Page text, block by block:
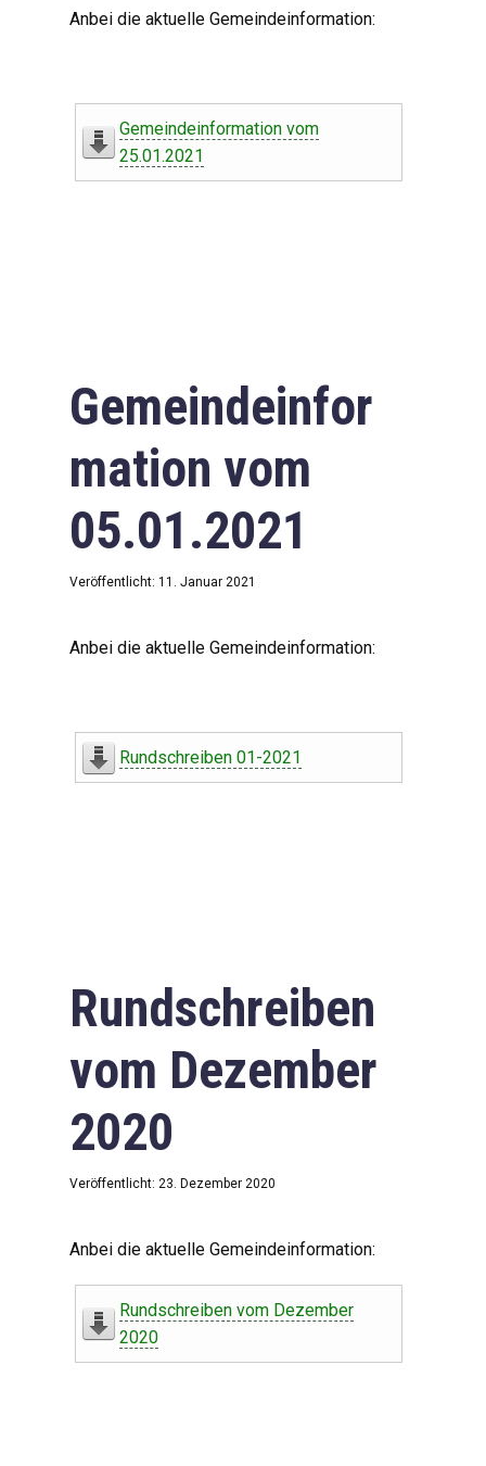
Anbei die aktuelle Gemeindeinformation:
Gemeindeinformation vom
25.01.2021
Gemeindeinfor
mation vom
05.01.2021
Veröffentlicht: 11. Januar 2021
Anbei die aktuelle Gemeindeinformation:
Rundschreiben 01-2021
Rundschreiben
vom Dezember
2020
Veröffentlicht: 23. Dezember 2020
Anbei die aktuelle Gemeindeinformation:
Rundschreiben vom Dezember
2020